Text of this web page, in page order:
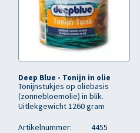
Deep Blue - Tonijn in olie
Tonijnstukjes op oliebasis
(zonnebloemolie) in blik.
Uitlekgewicht 1260 gram
Artikelnummer:
4455